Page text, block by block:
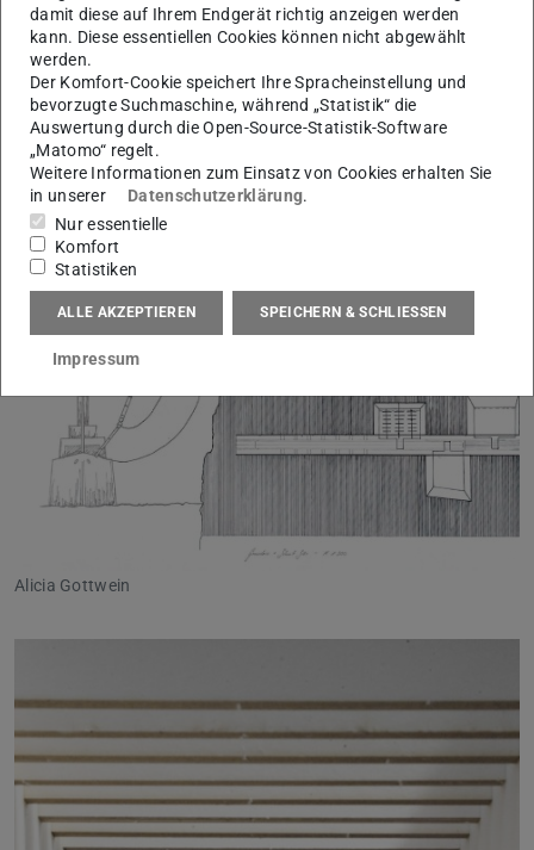
Alicia Gottwein
Alicia Gottwein
damit diese auf Ihrem Endgerät richtig anzeigen werden
kann. Diese essentiellen Cookies können nicht abgewählt
werden.
Der Komfort-Cookie speichert Ihre Spracheinstellung und
bevorzugte Suchmaschine, während „Statistik“ die
Auswertung durch die Open-Source-Statistik-Software
„Matomo“ regelt.
Weitere Informationen zum Einsatz von Cookies erhalten Sie
in unserer
Datenschutzerklärung.
Nur essentielle
Komfort
Statistiken
ALLE AKZEPTIEREN SPEICHERN & SCHLIESSEN
Impressum